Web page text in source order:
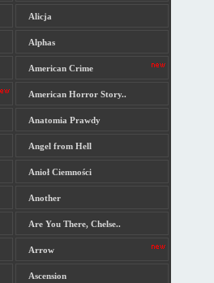
Alicja
Alphas
American Crime
American Horror Story..
Anatomia Prawdy
Angel from Hell
Anioł Ciemności
Another
Are You There, Chelse..
Arrow
Ascension